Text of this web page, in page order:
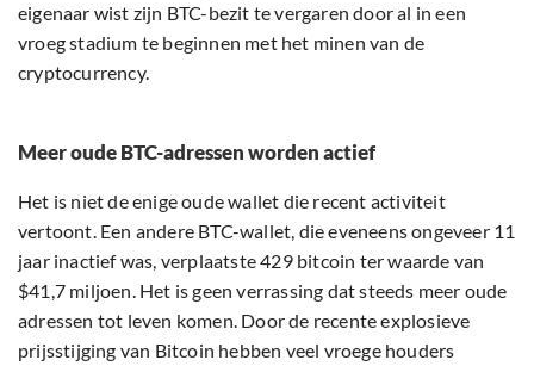
eigenaar wist zijn BTC-bezit te vergaren door al in een
vroeg stadium te beginnen met het minen van de
cryptocurrency.
Meer oude BTC-adressen worden actief
Het is niet de enige oude wallet die recent activiteit
vertoont. Een andere BTC-wallet, die eveneens ongeveer 11
jaar inactief was, verplaatste 429 bitcoin ter waarde van
$41,7 miljoen. Het is geen verrassing dat steeds meer oude
adressen tot leven komen. Door de recente explosieve
prijsstijging van Bitcoin hebben veel vroege houders